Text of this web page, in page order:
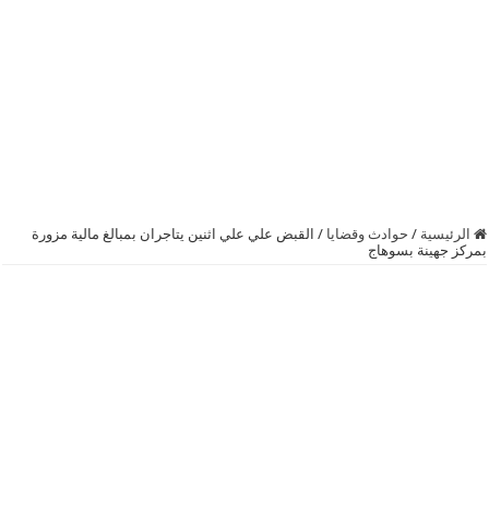
الرئيسية / حوادث وقضايا / القبض علي علي اثنين يتاجران بمبالغ مالية مزورة
بمركز جهينة بسوهاج